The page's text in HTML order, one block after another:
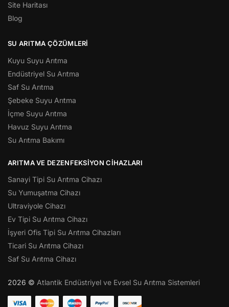
Site Haritası
Blog
SU ARITMA ÇÖZÜMLERI
Kuyu Suyu Arıtma
Endüstriyel Su Arıtma
Saf Su Arıtma
Şebeke Suyu Arıtma
İçme Suyu Arıtma
Havuz Suyu Arıtma
Su Arıtma Bakımı
ARITMA VE DEZENFEKSIYON CIHAZLARI
Sanayi Tipi Su Arıtma Cihazı
Su Yumuşatma Cihazı
Ultraviyole Cihazı
Ev Tipi Su Arıtma Cihazı
İşyeri Ofis Tipi Su Arıtma Cihazları
Ticari Su Arıtma Cihazı
Saf Su Arıtma Cihazı
2026 © Atlantik Endüstriyel ve Evsel Su Arıtma Sistemleri